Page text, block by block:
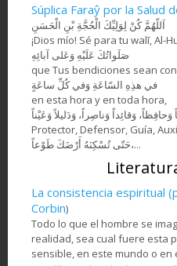
Súplica Faraŷ por la Salud
اَللّهُمَّ كُنْ لِوَلِيِّكَ الْحُجَّةِ بْنِ الْحَسَنِ
¡Dios mío! Sé para tu walī, Al-
صَلَواتُكَ عَلَيْهِ وَعَلى آبائِهِ
que Tus bendiciones sean
في هذِهِ السّاعَةِ وَفي كُلِّ ساعَةٍ
en esta hora y en toda hora,
وَحافِظاً، وَقائِداً ‏وَناصِراً، وَدَليلاً وَعَيْناً
Protector, Defensor, Guía,
حَتّى تُسْكِنَهُ أَرْضَكَ طَوْعاً،...
La consistencia espiritual
Corbin)
Todo lo que el hombre se
realidad, sea cual fuere esta
sensible, en este mundo o en